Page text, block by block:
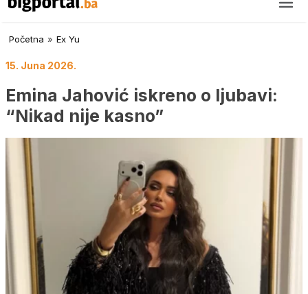
Početna » Ex Yu
15. Juna 2026.
Emina Jahović iskreno o ljubavi:
“Nikad nije kasno”